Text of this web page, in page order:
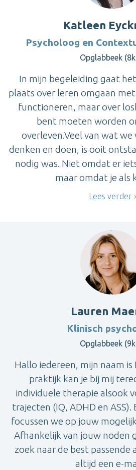
Katleen
Psycholoog en
Opglabbeek
In mijn begeleiding gaat
plaats over leren omgaan
functioneren, maar over
bent moeten worden
overleven.Veel van wat we
denken en doen, is ooit
nodig was. Niet omdat er
maar omdat je als
Lees verder
Lauren
Klinisch
Opglabbeek
Hallo iedereen, mijn naam is
praktijk kan je bij mij
individuele therapie alsook
trajecten (IQ, ADHD en
focussen we op jouw
Afhankelijk van jouw noden
zoek naar de best passende
altijd een e-